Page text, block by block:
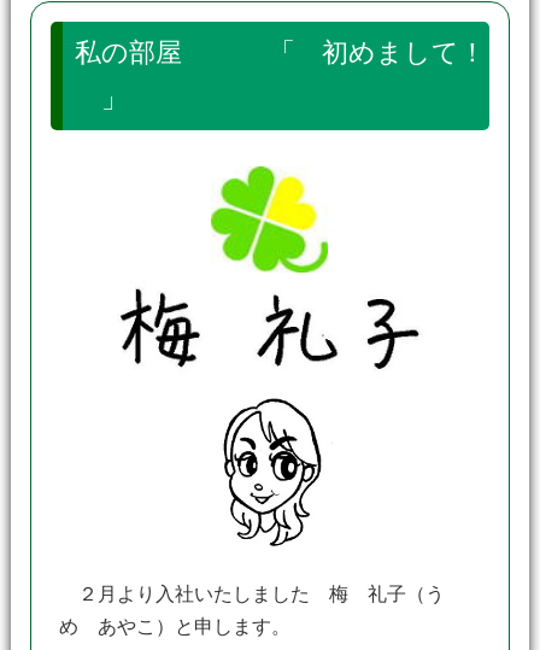
私の部屋 「 初めまして！
」
２月より入社いたしました 梅 礼子（う
め あやこ）と申します。